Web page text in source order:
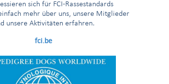
sich für FCI-Rassestandards
mehr über uns, unsere Mitglieder
unsere Aktivitäten erfahren.
fci.be
International de Beauté (Anwartschaft auf den